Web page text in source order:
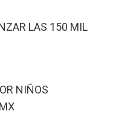
LAS 150 MIL
NIÑOS